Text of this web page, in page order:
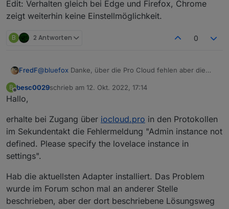
Edit: Verhalten gleich bei Edge und Firefox, Chrome
zeigt weiterhin keine Einstellmöglichkeit.
B 2 Antworten 0
FredF@bluefox Danke, über die Pro Cloud fehlen aber die
Edit: Verhalten gleich bei Edge und Firefox, Chrome
B
Offline
besc0029schrieb am 12. Okt. 2022, 17:14
zuletzt editiert von
Hallo,
erhalte bei Zugang über iocloud.pro in den Protokollen
im Sekundentakt die Fehlermeldung "Admin instance not
defined. Please specify the lovelace instance in
settings".
Hab die aktuellsten Adapter installiert. Das Problem
wurde im Forum schon mal an anderer Stelle
beschrieben, aber der dort beschriebene Lösungsweg